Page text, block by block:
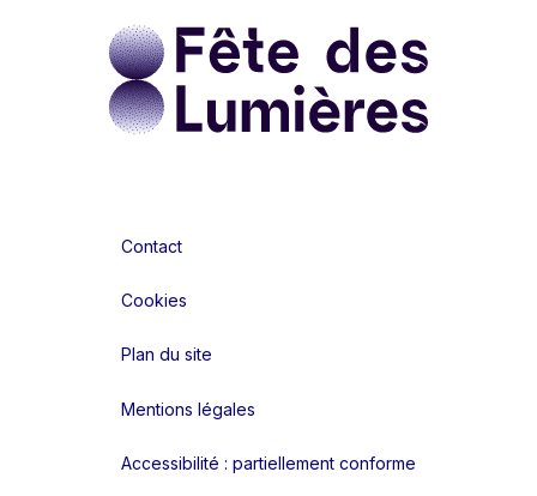
Contact
Cookies
Plan du site
Mentions légales
Accessibilité : partiellement conforme